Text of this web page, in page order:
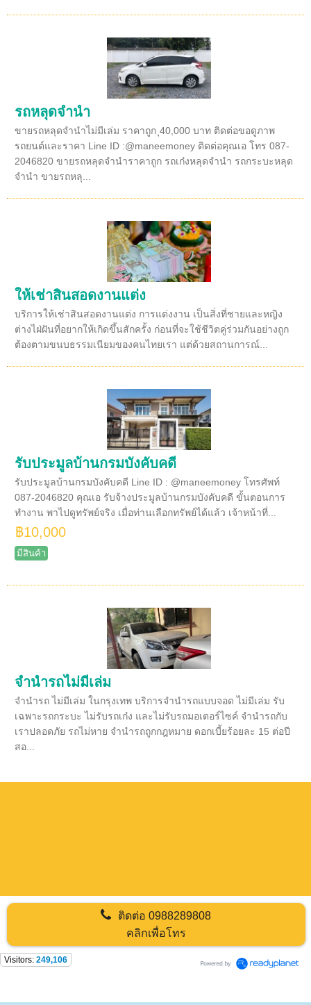
รถหลุดจำนำ
ขายรถหลุดจำนำไม่มีเล่ม ราคาถูก ุ40,000 บาท ติดต่อขอดูภาพ
รถยนต์และราคา Line ID :@maneemoney ติดต่อคุณเอ โทร 087-
2046820 ขายรถหลุดจำนำราคาถูก รถเก๋งหลุดจำนำ รถกระบะหลุด
จำนำ ขายรถหลุ...
ให้เช่าสินสอดงานแต่ง
บริการให้เช่าสินสอดงานแต่ง การแต่งงาน เป็นสิ่งที่ชายและหญิง
ต่างไฝ่ฝันที่อยากให้เกิดขึ้นสักครั้ง ก่อนที่จะใช้ชีวิตคู่ร่วมกันอย่างถูก
ต้องตามขนบธรรมเนียมของคนไทยเรา แต่ด้วยสถานการณ์...
รับประมูลบ้านกรมบังคับคดี
รับประมูลบ้านกรมบังคับคดี Line ID : @maneemoney โทรศัพท์
087-2046820 คุณเอ รับจ้างประมูลบ้านกรมบังคับคดี ขั้นตอนการ
ทำงาน พาไปดูทรัพย์จริง เมื่อท่านเลือกทรัพย์ได้แล้ว เจ้าหน้าที่...
฿10,000
มีสินค้า
จำนำรถไม่มีเล่ม
จำนำรถ ไม่มีเล่ม ในกรุงเทพ บริการจำนำรถแบบจอด ไม่มีเล่ม รับ
เฉพาะรถกระบะ ไม่รับรถเก๋ง และไม่รับรถมอเตอร์ไซค์ จำนำรถกับ
เราปลอดภัย รถไม่หาย จำนำรถถูกกฎหมาย ดอกเบี้ยร้อยละ 15 ต่อปี
สอ...
ติดต่อ0988289808
คลิกเพื่อโทร
Visitors: 249,106